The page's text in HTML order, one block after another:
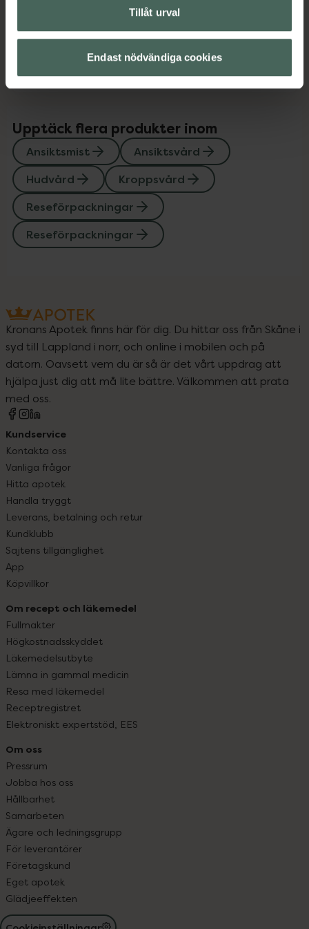
Tillåt urval
Endast nödvändiga cookies
Instruktioner
Upptäck flera produkter inom
Ansiktsmist
Ansiktsvård
Hudvård
Kroppsvård
Reseförpackningar
Reseförpackningar
Kronans Apotek finns här för dig. Du hittar oss från Skåne i
syd till Lappland i norr, och online i mobilen och på
datorn. Oavsett vem du är så är det vårt uppdrag att
hjälpa just dig att må lite bättre. Välkommen att prata
med oss.
Kundservice
Kontakta oss
Vanliga frågor
Hitta apotek
Handla tryggt
Leverans, betalning och retur
Kundklubb
Sajtens tillgänglighet
App
Köpvillkor
Om recept och läkemedel
Fullmakter
Högkostnadsskyddet
Läkemedelsutbyte
Lämna in gammal medicin
Resa med läkemedel
Receptregistret
Elektroniskt expertstöd, EES
Om oss
Pressrum
Jobba hos oss
Hållbarhet
Samarbeten
Ägare och ledningsgrupp
För leverantörer
Företagskund
Eget apotek
Glädjeeffekten